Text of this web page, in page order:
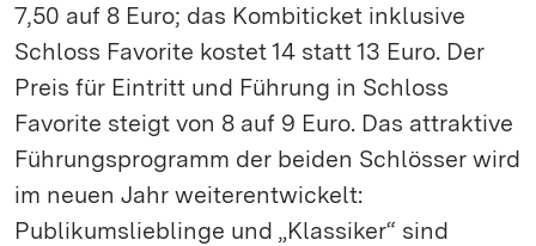
7,50 auf 8 Euro; das Kombiticket inklusive
Schloss Favorite kostet 14 statt 13 Euro. Der
Preis für Eintritt und Führung in Schloss
Favorite steigt von 8 auf 9 Euro. Das attraktive
Führungsprogramm der beiden Schlösser wird
im neuen Jahr weiterentwickelt:
Publikumslieblinge und „Klassiker“ sind